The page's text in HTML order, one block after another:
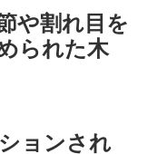
や割れ目を
られた木
ョンされ